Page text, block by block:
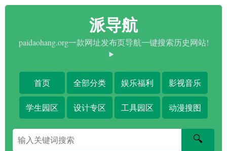
派导航
paidaohang.org一款网址发布页导航一键搜索历史网站!
首页 全部分类 娱乐福利 影视音乐
学生园区 设计专区 工具园区 动漫搜图
搜
索
🔍